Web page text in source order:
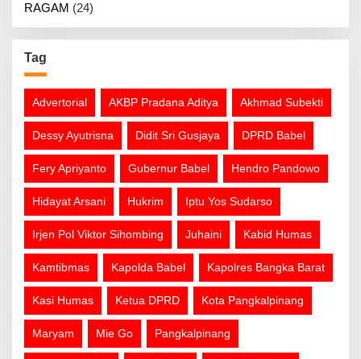
RAGAM (24)
Tag
Advertorial AKBP Pradana Aditya Akhmad Subekti
Dessy Ayutrisna Didit Sri Gusjaya DPRD Babel
Fery Apriyanto Gubernur Babel Hendro Pandowo
Hidayat Arsani Hukrim Iptu Yos Sudarso
Irjen Pol Viktor Sihombing Juhaini Kabid Humas
Kamtibmas Kapolda Babel Kapolres Bangka Barat
Kasi Humas Ketua DPRD Kota Pangkalpinang
Maryam Mie Go Pangkalpinang